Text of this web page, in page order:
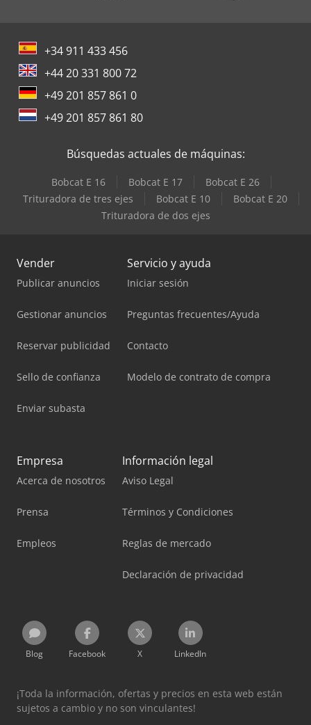
+34 911 433 456
+44 20 331 800 72
+49 201 857 861 0
+49 201 857 861 80
Búsquedas actuales de máquinas:
Bobcat E 16 Bobcat E 17
Bobcat E 26
Trituradora de tres ejes
Bobcat E 10
Bobcat E 20
Trituradora de dos ejes
Vender
Publicar anuncios
Gestionar anuncios
Reservar publicidad
Sello de confianza
Enviar subasta
Servicio y ayuda
Iniciar sesión
Preguntas frecuentes/Ayuda
Contacto
Modelo de contrato de compra
Empresa
Acerca de nosotros
Prensa
Empleos
Información legal
Aviso Legal
Términos y Condiciones
Reglas de mercado
Declaración de privacidad
Blog Facebook X LinkedIn
¡Toda la información, ofertas y precios en esta web están
sujetos a cambio y no son vinculantes!